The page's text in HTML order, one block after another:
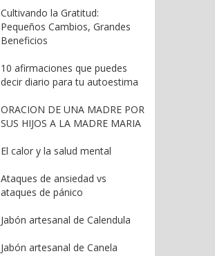
Cultivando la Gratitud:
Pequeños Cambios, Grandes
Beneficios
10 afirmaciones que puedes
decir diario para tu autoestima
ORACION DE UNA MADRE POR
SUS HIJOS A LA MADRE MARIA
El calor y la salud mental
Ataques de ansiedad vs
ataques de pánico
Jabón artesanal de Calendula
Jabón artesanal de Canela